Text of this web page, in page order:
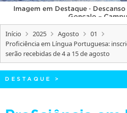
OUVIDORIA
PORTARIAS
TELEFONES
Imagem em Destaque ·
Gonçalo –
Início 2025 Agosto
01
Proficiência em Língua Portuguesa:
serão recebidas de 4 a 15 de agosto
DESTAQUE >